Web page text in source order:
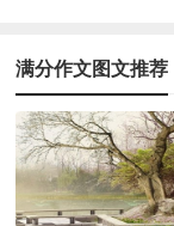
满分作文图文推荐